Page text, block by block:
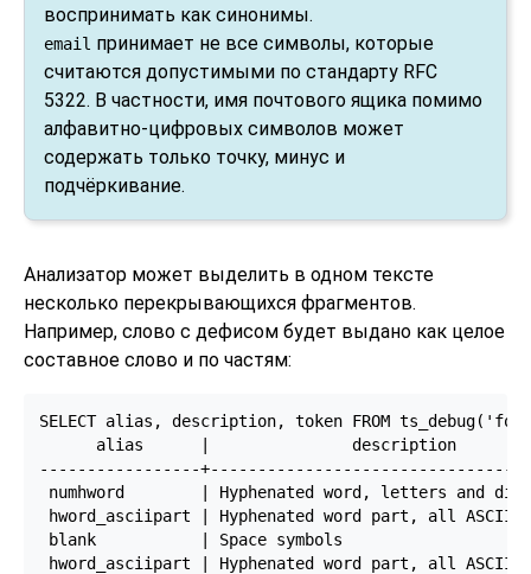
воспринимать как синонимы.
email принимает не все символы, которые
считаются допустимыми по стандарту RFC
5322. В частности, имя почтового ящика помимо
алфавитно-цифровых символов может
содержать только точку, минус и
подчёркивание.
Анализатор может выделить в одном тексте
несколько перекрывающихся фрагментов.
Например, слово с дефисом будет выдано как целое
составное слово и по частям:
SELECT alias, description, token FROM
alias      |               description
-----------------
numhword        | Hyphenated word, letters and
hword_asciipart | Hyphenated word part, all
blank           | Space symbols
hword_asciipart | Hyphenated word part, all